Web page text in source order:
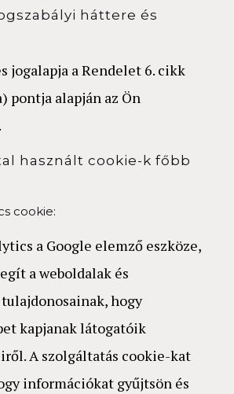
háttere és
jogalapja a Rendelet 6. cikk
pontja alapján az Ön
használt cookie-k főbb
cookie:
a Google elemző eszköze,
a weboldalak és
hogy
kapjanak látogatóik
A szolgáltatás cookie-kat
információkat gyűjtsön és